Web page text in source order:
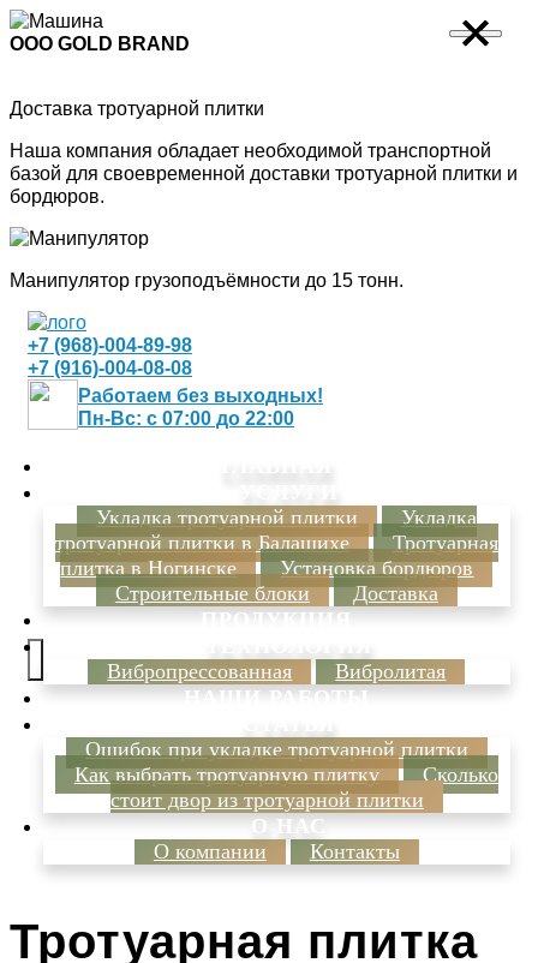
ООО GOLD BRAND
Доставка тротуарной плитки
Наша компания обладает необходимой транспортной
базой для своевременной доставки тротуарной плитки и
бордюров.
Манипулятор грузоподъёмности до 15 тонн.
+7 (968)-004-89-98
+7 (916)-004-08-08
Работаем без выходных!
Пн-Вс: с 07:00 до 22:00
Укладка тротуарной плитки
Укладка
тротуарной плитки в Балашихе
Тротуарная
плитка в Ногинске
Установка бордюров
Строительные блоки
Доставка
ПРОДУКЦИЯ
Вибропрессованная
Вибролитая
НАШИ РАБОТЫ
Ошибок при укладке тротуарной плитки
Как выбрать тротуарную плитку
Сколько
стоит двор из тротуарной плитки
О НАС
О компании
Контакты
Тротуарная плитка
×
×
×
×